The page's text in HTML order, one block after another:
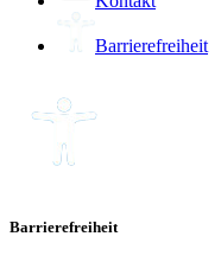
Barrierefreiheit
Barrierefreiheit